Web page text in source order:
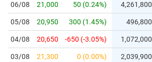
06/08 21,000 50 (0.24%) 4,261,800
05/08 20,950 300 (1.45%) 496,800
04/08 20,650 -650 (-3.05%) 1,072,000
03/08 21,300 0 (0.00%) 2,039,900
PHÂN
TÍCH
VIETSTOCKFINANCE